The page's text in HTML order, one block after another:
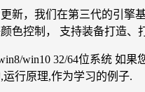
新，我们在第三代的引擎
色控制， 支持装备打造
win10 32/64位系统 如
行原理,作为学习的例子.